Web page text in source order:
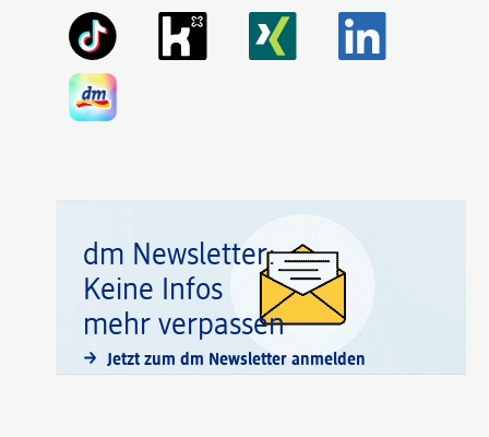
dm Newsletter:
Keine Infos
mehr verpassen
Jetzt zum dm Newsletter anmelden